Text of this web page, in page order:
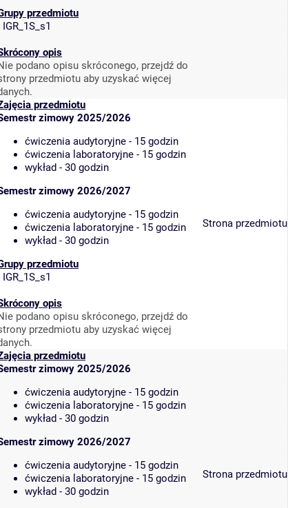
przedmiotu
IGR_1S_s1
opis
podano opisu skróconego, przejdź do
przedmiotu aby uzyskać więcej
przedmiotu
zimowy 2025/2026
ćwiczenia audytoryjne - 15 godzin
ćwiczenia laboratoryjne - 15 godzin
wykład - 30 godzin
zimowy 2026/2027
ćwiczenia audytoryjne - 15 godzin
ćwiczenia laboratoryjne - 15 godzin
wykład - 30 godzin
przedmiotu
IGR_1S_s1
opis
podano opisu skróconego, przejdź do
przedmiotu aby uzyskać więcej
Strona przedmiotu
przedmiotu
zimowy 2025/2026
ćwiczenia audytoryjne - 15 godzin
ćwiczenia laboratoryjne - 15 godzin
wykład - 30 godzin
zimowy 2026/2027
ćwiczenia audytoryjne - 15 godzin
ćwiczenia laboratoryjne - 15 godzin
wykład - 30 godzin
Strona przedmiotu